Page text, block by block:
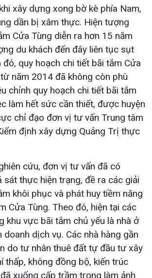
xây dựng xong bờ kè phía Nam,
dần bị xâm thực. Hiện tượng
Cửa Tùng diễn ra hơn 15 năm
du khách đến đây liên tục sụt
đó, quy hoạch chi tiết bãi tắm Cửa
năm 2014 đã không còn phù
chỉnh quy hoạch chi tiết bãi tắm
làm hết sức cần thiết, được huyện
chỉ đạo đơn vị tư vấn Trung tâm
định xây dựng Quảng Trị thực
cứu, đơn vị tư vấn đã có
sát thực hiện trạng, đề ra các giải
khôi phục và phát huy tiềm năng
Cửa Tùng. Theo đó, hiện tại các
khu vực bãi tắm chủ yếu là nhà ở
doanh dịch vụ. Các nhà hàng gần
do tư nhân thuê đất tự đầu tư xây
thấp, không đồng bộ, kiến trúc
xuống cấp trầm trọng làm ảnh